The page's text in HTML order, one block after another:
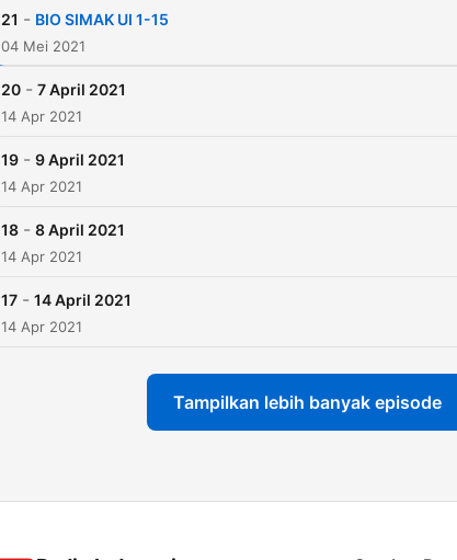
21 - BIO SIMAK UI 1-15
04 Mei 2021
20 - 7 April 2021
14 Apr 2021
19 - 9 April 2021
14 Apr 2021
18 - 8 April 2021
14 Apr 2021
17 - 14 April 2021
14 Apr 2021
Tampilkan lebih banyak episode